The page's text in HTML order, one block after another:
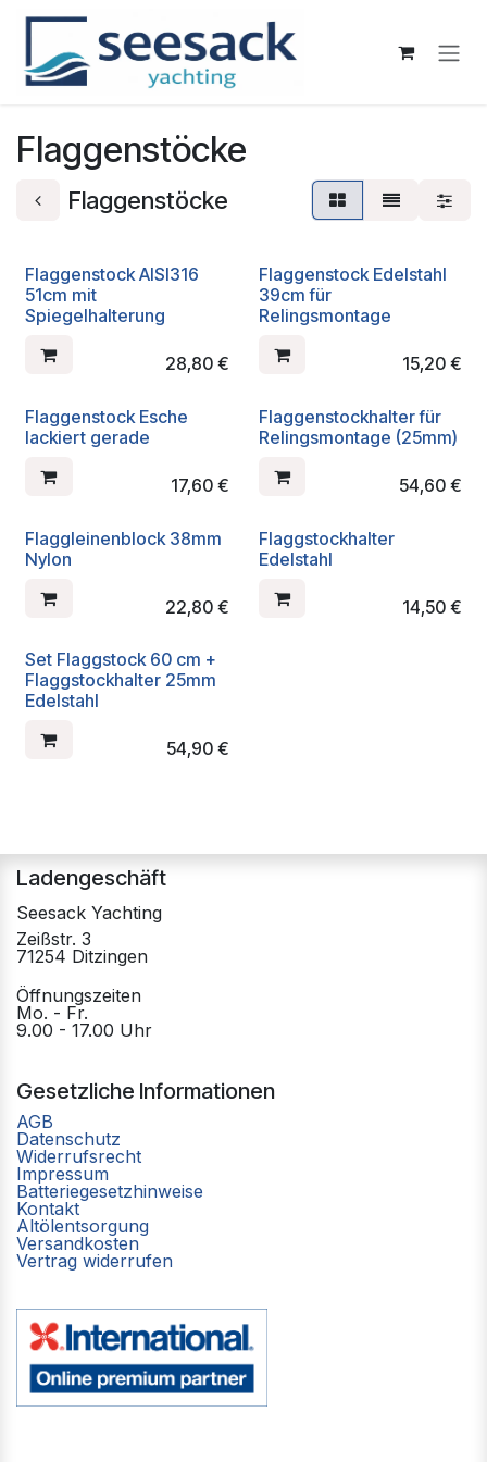
Zum Inhalt springen
Flaggenstöcke
Flaggenstöcke
Flaggenstock AISI316
51cm mit
Spiegelhalterung
28,80€
Flaggenstock Edelstahl
39cm für
Relingsmontage
15,20 €
Flaggenstock Esche
lackiert gerade
17,60€
Flaggenstockhalter für
Relingsmontage (25mm)
54,60 €
Flaggleinenblock 38mm
Nylon
22,80€
Flaggstockhalter
Edelstahl
14,50 €
Set Flaggstock 60 cm +
Flaggstockhalter 25mm
Edelstahl
54,90€
Ladengeschäft
Seesack Yachting
Zeißstr. 3
71254 Ditzingen
Öffnungszeiten
Mo. - Fr.
9.00 - 17.00 Uhr
Gesetzliche Informationen
AGB
Datenschutz
Widerrufsrecht
Impressum
Batteriegesetzhinweise
Kontakt
Altölentsorgung
Versandkosten
Vertrag widerrufen